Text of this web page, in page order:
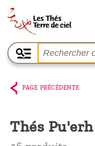
Accueil
La
boutique
Parmi les
PAGE PRÉCÉDENTE
Thés